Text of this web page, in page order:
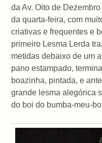
da Av. Oito de
da quarta-feira, com
criativas e frequentes e
primeiro Lesma Lerda
metidas debaixo de um
pano estampado,
boazinha, pintada, e
grande lesma alegórica
do boi do bumba-meu-